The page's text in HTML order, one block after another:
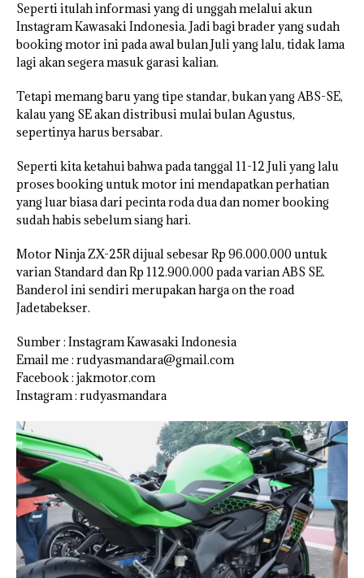
Seperti itulah informasi yang di unggah melalui akun
Instagram Kawasaki Indonesia. Jadi bagi brader yang sudah
booking motor ini pada awal bulan Juli yang lalu, tidak lama
lagi akan segera masuk garasi kalian.
Tetapi memang baru yang tipe standar, bukan yang ABS-SE,
kalau yang SE akan distribusi mulai bulan Agustus,
sepertinya harus bersabar.
Seperti kita ketahui bahwa pada tanggal 11-12 Juli yang lalu
proses booking untuk motor ini mendapatkan perhatian
yang luar biasa dari pecinta roda dua dan nomer booking
sudah habis sebelum siang hari.
Motor Ninja ZX-25R dijual sebesar Rp 96.000.000 untuk
varian Standard dan Rp 112.900.000 pada varian ABS SE.
Banderol ini sendiri merupakan harga on the road
Jadetabekser.
Sumber : Instagram Kawasaki Indonesia
Email me : rudyasmandara@gmail.com
Facebook : jakmotor.com
Instagram : rudyasmandara